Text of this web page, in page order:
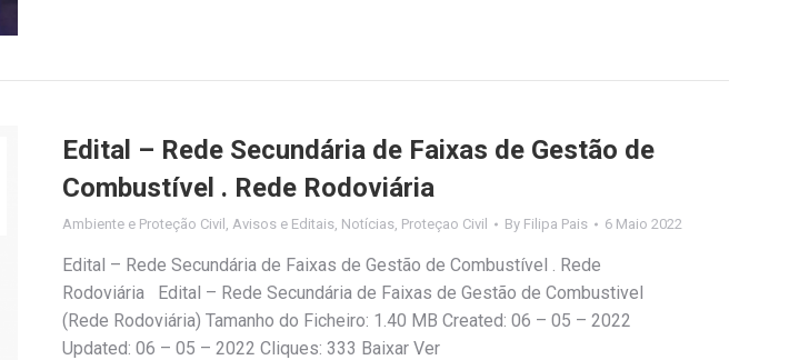
Edital – Rede Secundária de Faixas de Gestão de
Combustível . Rede Rodoviária
Ambiente e Proteção Civil Avisos e Editais Notícias Proteçao Civil By Filipa Pais 6 Maio 2022
Edital – Rede Secundária de Faixas de Gestão de Combustível . Rede
Rodoviária Edital – Rede Secundária de Faixas de Gestão de Combustivel
(Rede Rodoviária) Tamanho do Ficheiro: 1.40 MB Created: 06 – 05 – 2022
Updated: 06 – 05 – 2022 Cliques: 333 Baixar Ver